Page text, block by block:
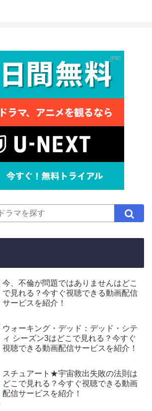
PR
今、不倫が問題ではありませんはどこ
で見れる？今すぐ視聴できる動画配信
サービスを紹介！
ウォーキング・デッド：デッド・シテ
ィ シーズン3はどこで見れる？今すぐ
視聴できる動画配信サービスを紹介！
スチュアート★宇宙救出失敗の法則は
どこで見れる？今すぐ視聴できる動画
配信サービスを紹介！